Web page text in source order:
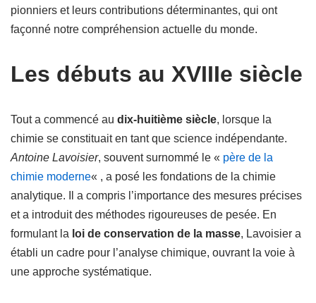
pionniers et leurs contributions déterminantes, qui ont
façonné notre compréhension actuelle du monde.
Les débuts au XVIIIe siècle
Tout a commencé au dix-huitième siècle, lorsque la
chimie se constituait en tant que science indépendante.
Antoine Lavoisier, souvent surnommé le « père de la
chimie moderne« , a posé les fondations de la chimie
analytique. Il a compris l’importance des mesures précises
et a introduit des méthodes rigoureuses de pesée. En
formulant la loi de conservation de la masse, Lavoisier a
établi un cadre pour l’analyse chimique, ouvrant la voie à
une approche systématique.